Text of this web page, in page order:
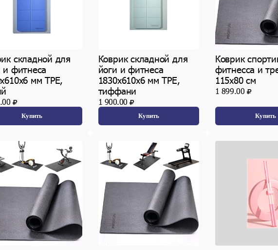
складной для
и фитнеса
мм TPE,
Купить
Коврик складной для
йоги и фитнеса
1830х610х6 мм TPE,
тиффани
1 900.00
Купить
Коврик
фитнесса и
115х80 см
1 899.00
Купить